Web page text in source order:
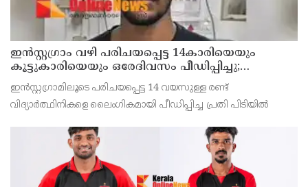
ഇൻസ്റ്റഗ്രാം വഴി പരിചയപ്പെട്ട 14കാരിയെയും
കൂട്ടുകാരിയെയും ഒരേദിവസം പീഡിപ്പിച്ചു;
നഗ്നദൃശ്യം പകര്‍ത്തി: കണ്ണൂർ ചപ്പാരപ്പടവ്
സ്വദേശിയായ 23 വയസുകാരൻ പിടിയിൽ
ഇൻസ്റ്റഗ്രാമിലൂടെ പരിചയപ്പെട്ട 14 വയസുള്ള രണ്ട്
വിദ്യാർത്ഥിനികളെ ലൈംഗികമായി പീഡിപ്പിച്ച പ്രതി പിടിയിൽ